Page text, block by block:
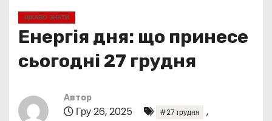
ЦІКАВО ЗНАТИ
Енергія дня: що принесе
сьогодні 27 грудня
Автор
Гру 26, 2025 #27 грудня ,